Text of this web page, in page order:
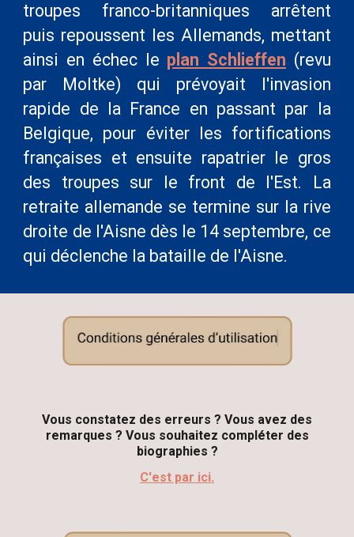
troupes franco-britanniques arrêtent
puis repoussent les Allemands, mettant
ainsi en échec le plan Schlieffen (revu
par Moltke) qui prévoyait l'invasion
rapide de la France en passant par la
Belgique, pour éviter les fortifications
françaises et ensuite rapatrier le gros
des troupes sur le front de l'Est. La
retraite allemande se termine sur la rive
droite de l'Aisne dès le 14 septembre, ce
qui déclenche la bataille de l'Aisne.
Vous constatez des erreurs ? Vous avez des
remarques ? Vous souhaitez compléter des
biographies ?
C'est par ici.